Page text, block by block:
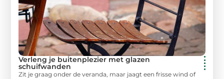
Verleng je buitenplezier met glazen
schuifwanden
Zit je graag onder de veranda, maar jaagt een frisse wind of